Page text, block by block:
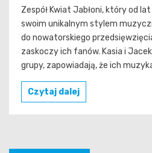
Zespół Kwiat Jabłoni, który od
swoim unikalnym stylem
do nowatorskiego
zaskoczy ich fanów. Kasia i
grupy, zapowiadają, że ich
Czytaj dalej